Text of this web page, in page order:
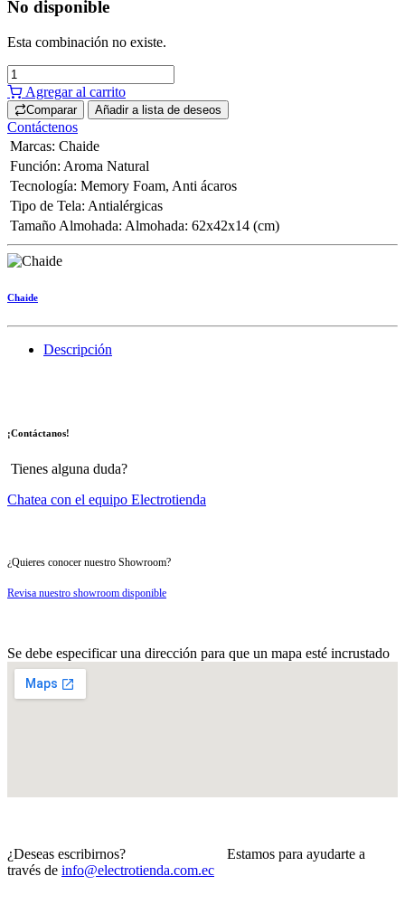
No disponible
Esta combinación no existe.
Agregar al carrito
Comparar Añadir a lista de deseos
Contáctenos
Marcas: Chaide
Función: Aroma Natural
Tecnología: Memory Foam, Anti ácaros
Tipo de Tela: Antialérgicas
Tamaño Almohada: Almohada: 62x42x14 (cm)
Chaide
Descripción
¡Contáctanos!
Tienes alguna duda?
Chatea con el equipo Electrotienda
¿Quieres conocer nuestro Showroom?
Revisa nuestro showroom disponible
Se debe especificar una dirección para que un mapa esté incrustado
¿Deseas escribirnos? Estamos para ayudarte a
través de info@electrotienda.com.ec